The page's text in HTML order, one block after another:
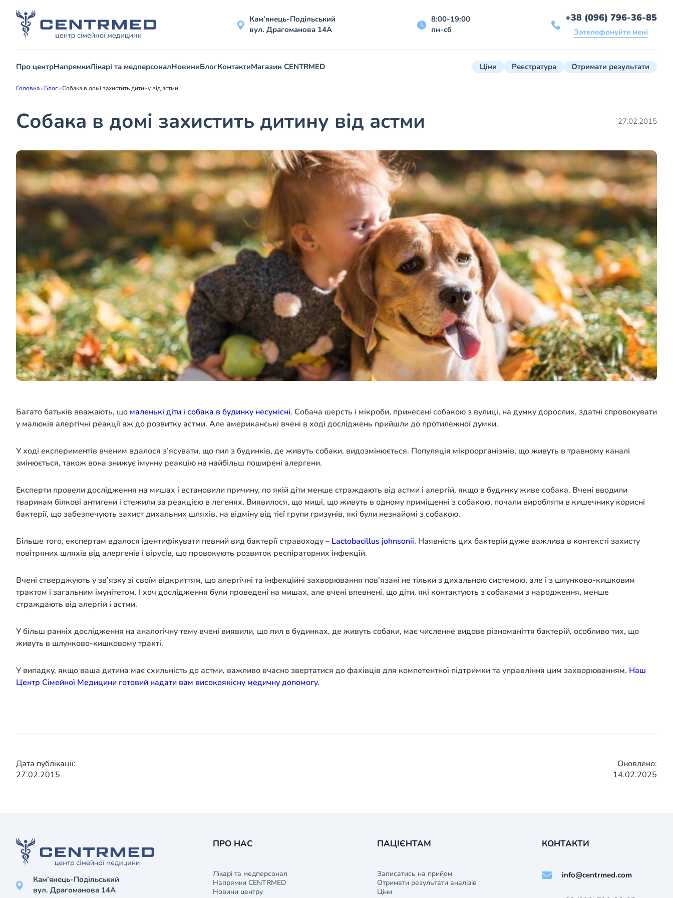
Кам’янець-Подільський
вул. Драгоманова 14А
8:00-19:00
пн-сб
+38 (096) 796-36-85
Зателефонуйте мені
Про центрНапрямкиЛікарі та медперсоналНовиниБлогКонтактиМагазин CENTRMED Ціни Реєстратура Отримати результати
Головна› Блог›Собака в домі захистить дитину від астми
Собака в домі захистить дитину від астми 27.02.2015
Багато батьків вважають, що маленькі діти і собака в будинку несумісні. Собача шерсть і мікроби, принесені собакою з вулиці, на думку дорослих, здатні спровокувати
у малюків алергічні реакції аж до розвитку астми. Але американські вчені в ході досліджень прийшли до протилежної думки.
У ході експериментів вченим вдалося з’ясувати, що пил з будинків, де живуть собаки, видозмінюється. Популяція мікроорганізмів, що живуть в травному каналі
змінюється, також вона знижує імунну реакцію на найбільш поширені алергени.
Експерти провели дослідження на мишах і встановили причину, по якій діти менше страждають від астми і алергій, якщо в будинку живе собака. Вчені вводили
тваринам білкові антигени і стежили за реакцією в легенях. Виявилося, що миші, що живуть в одному приміщенні з собакою, почали виробляти в кишечнику корисні
бактерії, що забезпечують захист дихальних шляхів, на відміну від тієї групи гризунів, які були незнайомі з собакою.
Більше того, експертам вдалося ідентифікувати певний вид бактерії стравоходу – Lactobacillus johnsonii. Наявність цих бактерій дуже важлива в контексті захисту
повітряних шляхів від алергенів і вірусів, що провокують розвиток респіраторних інфекцій.
Вчені стверджують у зв’язку зі своїм відкриттям, що алергічні та інфекційні захворювання пов’язані не тільки з дихальною системою, але і з шлунково-кишковим
трактом і загальним імунітетом. І хоч дослідження були проведені на мишах, але вчені впевнені, що діти, які контактують з собаками з народження, менше
страждають від алергій і астми.
У більш ранніх дослідження на аналогічну тему вчені виявили, що пил в будинках, де живуть собаки, має численне видове різноманіття бактерій, особливо тих, що
живуть в шлунково-кишковому тракті.
У випадку, якщо ваша дитина має схильність до астми, важливо вчасно звертатися до фахівців для компетентної підтримки та управління цим захворюванням. Наш
Центр Сімейної Медицини готовий надати вам високоякісну медичну допомогу.
Дата публікації:
27.02.2015
Оновлено:
14.02.2025
Кам’янець-Подільський
вул. Драгоманова 14А
ПРО НАС
Лікарі та медперсонал
Напрямки CENTRMED
Новини центру
ПАЦІЄНТАМ
Записатись на прийом
Отримати результати аналізів
Ціни
КОНТАКТИ
info@centrmed.com